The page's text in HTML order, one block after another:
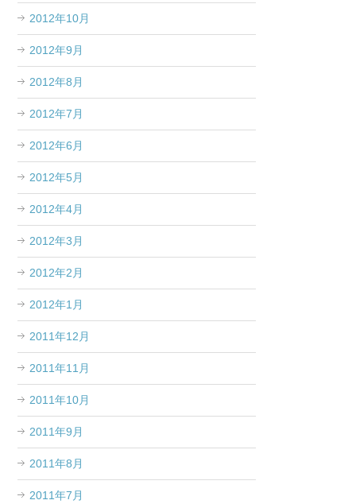
2012年10月
2012年9月
2012年8月
2012年7月
2012年6月
2012年5月
2012年4月
2012年3月
2012年2月
2012年1月
2011年12月
2011年11月
2011年10月
2011年9月
2011年8月
2011年7月